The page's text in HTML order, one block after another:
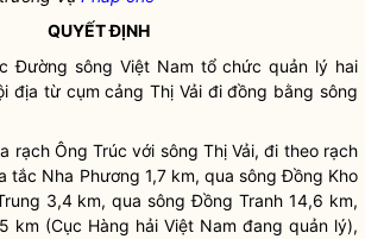
QUYẾT ĐỊNH
Đường sông Việt Nam tổ chức quản lý hai
địa từ cụm cảng Thị Vải đi đồng bằng sông
rạch Ông Trúc với sông Thị Vải, đi theo rạch
tắc Nha Phương 1,7 km, qua sông Đồng Kho
3,4 km, qua sông Đồng Tranh 14,6 km,
km (Cục Hàng hải Việt Nam đang quản lý),